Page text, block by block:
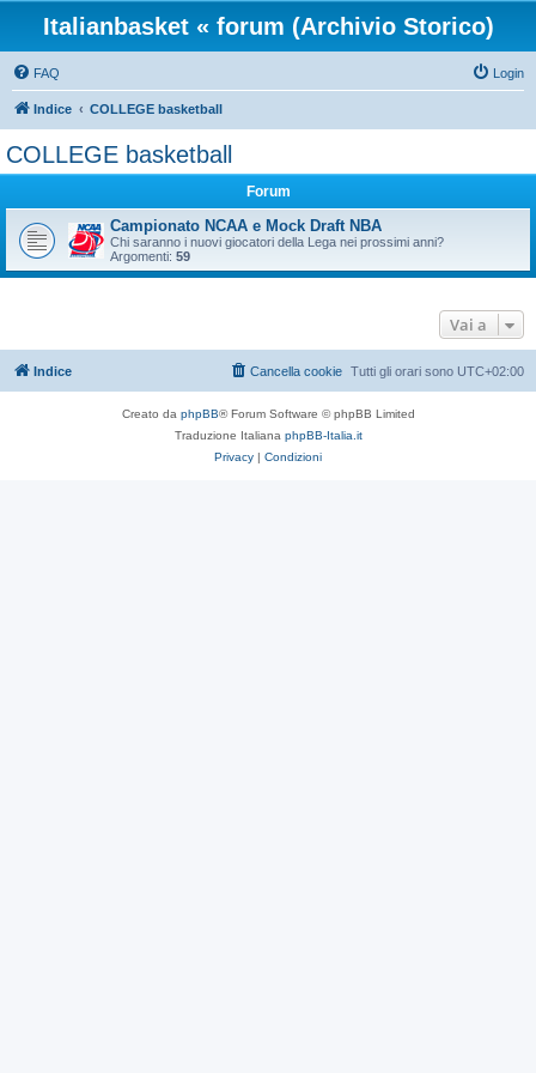
Italianbasket « forum (Archivio Storico)
FAQ Login
Indice COLLEGE basketball
COLLEGE basketball
Forum
Campionato NCAA e Mock Draft NBA
Chi saranno i nuovi giocatori della Lega nei prossimi anni?
Argomenti: 59
Vai a
Indice Tutti gli orari sono UTC+02:00
Cancella cookie
Creato da phpBB® Forum Software © phpBB Limited
Traduzione Italiana phpBB-Italia.it
Privacy | Condizioni